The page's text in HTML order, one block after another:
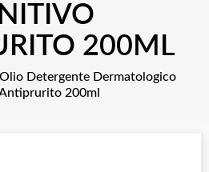
200ML
Detergente Dermatologico
200ml